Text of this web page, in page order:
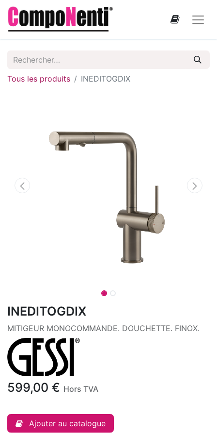
Tous les produits INEDITOGDIX
INEDITOGDIX
MITIGEUR MONOCOMMANDE. DOUCHETTE. FINOX.
599,00 € Hors TVA
Ajouter au catalogue